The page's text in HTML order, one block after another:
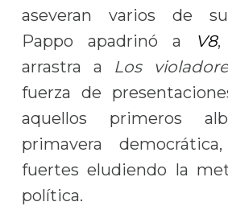
aseveran varios de
Pappo apadrinó a
V8,
arrastra a Los
fuerza de
aquellos primeros
primavera
fuertes eludiendo la
política.